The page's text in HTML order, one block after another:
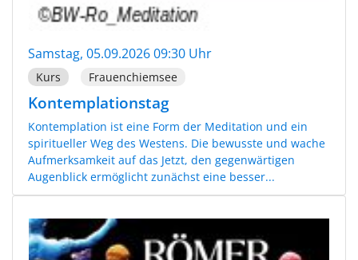
Samstag, 05.09.2026 09:30 Uhr
Kurs Frauenchiemsee
Kontemplationstag
Kontemplation ist eine Form der Meditation und ein
spiritueller Weg des Westens. Die bewusste und wache
Aufmerksamkeit auf das Jetzt, den gegenwärtigen
Augenblick ermöglicht zunächst eine besser...